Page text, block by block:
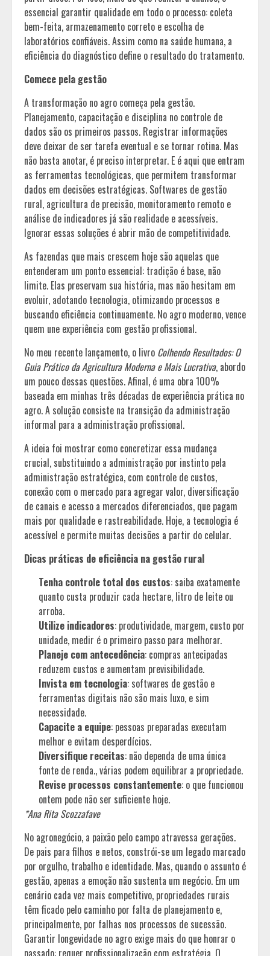
essencial garantir qualidade em todo o processo: coleta
bem-feita, armazenamento correto e escolha de
laboratórios confiáveis. Assim como na saúde humana, a
eficiência do diagnóstico define o resultado do tratamento.
Comece pela gestão
A transformação no agro começa pela gestão.
Planejamento, capacitação e disciplina no controle de
dados são os primeiros passos. Registrar informações
deve deixar de ser tarefa eventual e se tornar rotina. Mas
não basta anotar, é preciso interpretar. E é aqui que entram
as ferramentas tecnológicas, que permitem transformar
dados em decisões estratégicas. Softwares de gestão
rural, agricultura de precisão, monitoramento remoto e
análise de indicadores já são realidade e acessíveis.
Ignorar essas soluções é abrir mão de competitividade.
As fazendas que mais crescem hoje são aquelas que
entenderam um ponto essencial: tradição é base, não
limite. Elas preservam sua história, mas não hesitam em
evoluir, adotando tecnologia, otimizando processos e
buscando eficiência continuamente. No agro moderno, vence
quem une experiência com gestão profissional.
No meu recente lançamento, o livro Colhendo Resultados: O
Guia Prático da Agricultura Moderna e Mais Lucrativa, abordo
um pouco dessas questões. Afinal, é uma obra 100%
baseada em minhas três décadas de experiência prática no
agro. A solução consiste na transição da administração
informal para a administração profissional.
A ideia foi mostrar como concretizar essa mudança
crucial, substituindo a administração por instinto pela
administração estratégica, com controle de custos,
conexão com o mercado para agregar valor, diversificação
de canais e acesso a mercados diferenciados, que pagam
mais por qualidade e rastreabilidade. Hoje, a tecnologia é
acessível e permite muitas decisões a partir do celular.
Dicas práticas de eficiência na gestão rural
Tenha controle total dos custos: saiba exatamente
quanto custa produzir cada hectare, litro de leite ou
arroba.
Utilize indicadores: produtividade, margem, custo por
unidade, medir é o primeiro passo para melhorar.
Planeje com antecedência: compras antecipadas
reduzem custos e aumentam previsibilidade.
Invista em tecnologia: softwares de gestão e
ferramentas digitais não são mais luxo, e sim
necessidade.
Capacite a equipe: pessoas preparadas executam
melhor e evitam desperdícios.
Diversifique receitas: não dependa de uma única
fonte de renda., várias podem equilibrar a propriedade.
Revise processos constantemente: o que funcionou
ontem pode não ser suficiente hoje.
*Ana Rita Scozzafave
No agronegócio, a paixão pelo campo atravessa gerações.
De pais para filhos e netos, constrói-se um legado marcado
por orgulho, trabalho e identidade. Mas, quando o assunto é
gestão, apenas a emoção não sustenta um negócio. Em um
cenário cada vez mais competitivo, propriedades rurais
têm ficado pelo caminho por falta de planejamento e,
principalmente, por falhas nos processos de sucessão.
Garantir longevidade no agro exige mais do que honrar o
passado: requer profissionalização com estratégia. O